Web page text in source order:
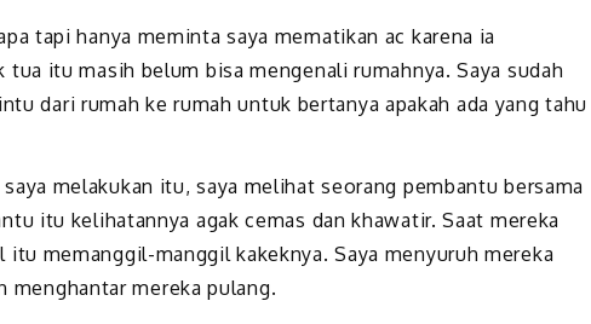
tapi hanya meminta saya mematikan ac karena ia
itu masih belum bisa mengenali rumahnya. Saya sudah
dari rumah ke rumah untuk bertanya apakah ada yang tahu
melakukan itu, saya melihat seorang pembantu bersama
itu kelihatannya agak cemas dan khawatir. Saat mereka
memanggil-manggil kakeknya. Saya menyuruh mereka
menghantar mereka pulang.